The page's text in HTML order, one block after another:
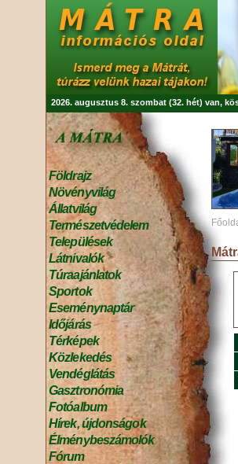
2026. augusztus 8. szombat (32. hét) van,
Földrajz
Növényvilág
Állatvilág
Természetvédelem
Települések
Látnivalók
Túraajánlatok
Sportok
Eseménynaptár
Időjárás
Térképek
Közlekedés
Vendéglátás
Gasztronómia
Fotóalbum
Hírek, újdonságok
Élménybeszámolók
Fórum